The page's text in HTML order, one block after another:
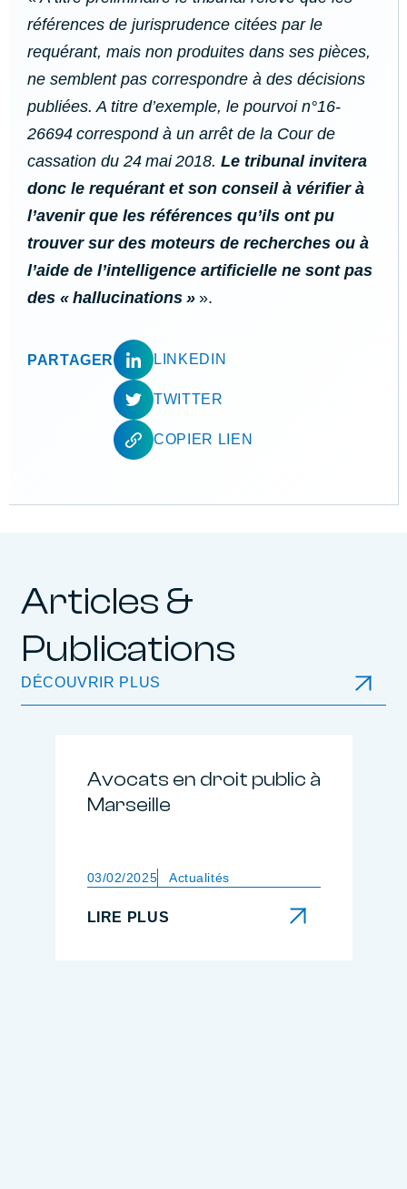
références de jurisprudence citées par le
requérant, mais non produites dans ses pièces,
ne semblent pas correspondre à des décisions
publiées. A titre d’exemple, le pourvoi n°16-
26694 correspond à un arrêt de la Cour de
cassation du 24 mai 2018. Le tribunal invitera
donc le requérant et son conseil à vérifier à
l’avenir que les références qu’ils ont pu
trouver sur des moteurs de recherches ou à
l’aide de l’intelligence artificielle ne sont pas
des « hallucinations » ».
PARTAGER LINKEDIN
TWITTER
COPIER LIEN
Articles &
Publications
DÉCOUVRIR PLUS
Avocats en droit public à
Marseille
03/02/2025 Actualités
LIRE PLUS